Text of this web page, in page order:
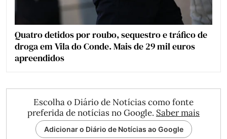
Quatro detidos por roubo, sequestro e tráfico de
droga em Vila do Conde. Mais de 29 mil euros
apreendidos
Escolha o Diário de Notícias como fonte
preferida de notícias no Google. Saber mais
Adicionar o Diário de Notícias ao Google